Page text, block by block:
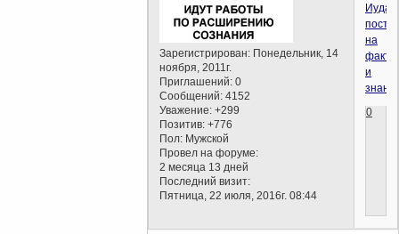
Зарегистрирован: Понедельник, 14
ноября, 2011г.
Приглашений: 0
Сообщений: 4152
Уважение: +299
Позитив: +776
Пол: Мужской
Провел на форуме:
2 месяца 13 дней
Последний визит:
Пятница, 22 июля, 2016г. 08:44
на
и
0